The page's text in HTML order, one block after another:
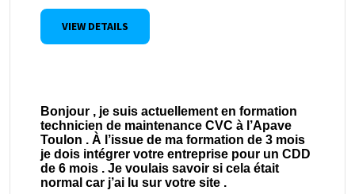
VIEW DETAILS
Bonjour , je suis actuellement en formation
technicien de maintenance CVC à l’Apave
Toulon . À l’issue de ma formation de 3 mois
je dois intégrer votre entreprise pour un CDD
de 6 mois . Je voulais savoir si cela était
normal car j’ai lu sur votre site .